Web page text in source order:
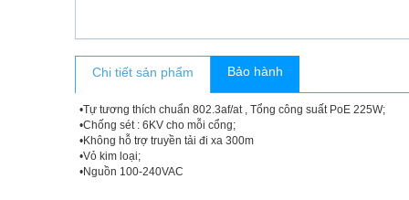
Chi tiết sản phẩm Bảo hành
•Tự tương thích chuẩn 802.3af/at , Tổng công suất PoE 225W;
•Chống sét : 6KV cho mỗi cổng;
•Không hỗ trợ truyền tải đi xa 300m
•Vỏ kim loại;
•Nguồn 100-240VAC